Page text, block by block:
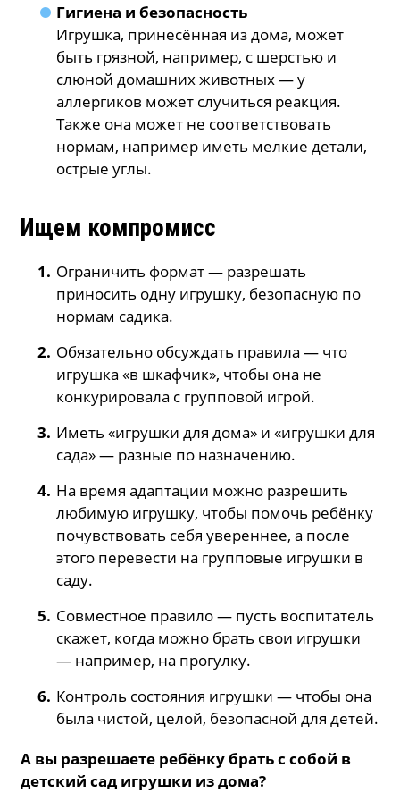
Гигиена и безопасность
Игрушка, принесённая из дома, может
быть грязной, например, с шерстью и
слюной домашних животных — у
аллергиков может случиться реакция.
Также она может не соответствовать
нормам, например иметь мелкие детали,
острые углы.
Ищем компромисс
Ограничить формат — разрешать
приносить одну игрушку, безопасную по
нормам садика.
Обязательно обсуждать правила — что
игрушка «в шкафчик», чтобы она не
конкурировала с групповой игрой.
Иметь «игрушки для дома» и «игрушки для
сада» — разные по назначению.
На время адаптации можно разрешить
любимую игрушку, чтобы помочь ребёнку
почувствовать себя увереннее, а после
этого перевести на групповые игрушки в
саду.
Совместное правило — пусть воспитатель
скажет, когда можно брать свои игрушки
— например, на прогулку.
Контроль состояния игрушки — чтобы она
была чистой, целой, безопасной для детей.
А вы разрешаете ребёнку брать с собой в
детский сад игрушки из дома?